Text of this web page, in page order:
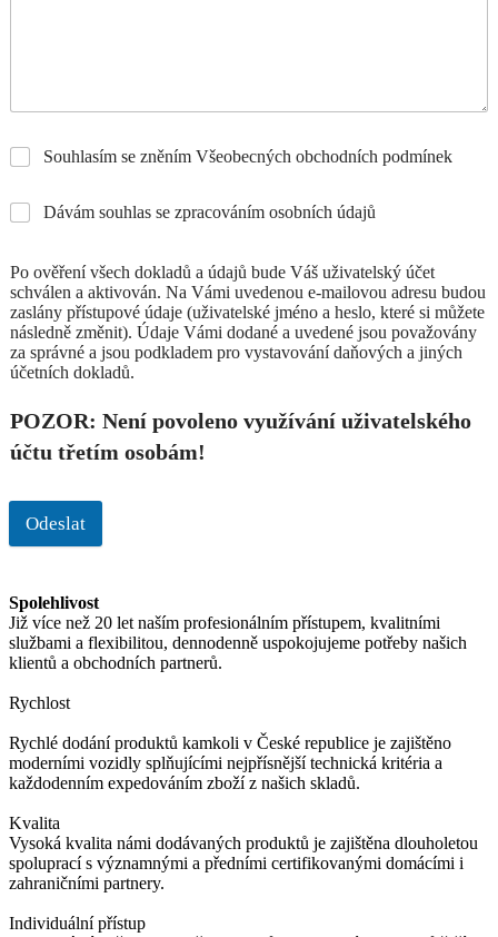
Souhlasím se zněním Všeobecných obchodních podmínek
Dávám souhlas se zpracováním osobních údajů
Po ověření všech dokladů a údajů bude Váš uživatelský účet
schválen a aktivován. Na Vámi uvedenou e-mailovou adresu budou
zaslány přístupové údaje (uživatelské jméno a heslo, které si můžete
následně změnit). Údaje Vámi dodané a uvedené jsou považovány
za správné a jsou podkladem pro vystavování daňových a jiných
účetních dokladů.
POZOR: Není povoleno využívání uživatelského
účtu třetím osobám!
Odeslat
Spolehlivost
Již více než 20 let naším profesionálním přístupem, kvalitními
službami a flexibilitou, dennodenně uspokojujeme potřeby našich
klientů a obchodních partnerů.
Rychlost
Rychlé dodání produktů kamkoli v České republice je zajištěno
moderními vozidly splňujícími nejpřísnější technická kritéria a
každodenním expedováním zboží z našich skladů.
Kvalita
Vysoká kvalita námi dodávaných produktů je zajištěna dlouholetou
spoluprací s významnými a předními certifikovanými domácími i
zahraničními partnery.
Individuální přístup